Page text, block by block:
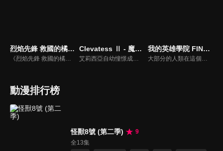
烈焰先鋒 救國的橘衣消防員
《烈焰先鋒 救國的橘衣消防員》是《火線先鋒大吾（め組の大吾）》之續作，本作由另一位新的「大吾」十朱大吾擔任主角。他與斧田駿、中村雪以及其他伙伴通過了「特別技術研修」，正式成為救助隊成員，將前往火災現場拯救傷患與受困的民眾。
Clevatess Ⅱ - 魔獸之王與虛假的勇者傳承
艾莉西亞自幼憧憬成為勇者，成為了由國王所選出的 13 名勇者之一。勇者們帶著傳說之劍，前往討伐魔獸王克雷巴特斯。然而他們的魯莽，卻意外引發了可能讓整個艾多西亞大陸的人族滅絕的最大危機。而世界僅存的希望，竟然是託付給魔獸王的一名嬰兒...... 第二季將接續第一季的發展，繼續講述魔獸王克雷巴特斯與這名人族嬰兒在充滿陰謀與危機的世界中，所展開的黑暗冒險與史詩篇章。
我的英雄學院 FINAL SEASON
大部分的人類在這個時代裡都擁有名為「個性」的力量，但有力量之人卻不一定都屬於正義的一方。只要邪惡出現的地方，必定會有英雄挺身而出拯救眾人。一名天生沒有力量的少年——綠谷出久從小夢想成為英雄，沒有力量的他能實現自己的夢想嗎？雖然困難重重，少年卻依舊不放棄，朝著自己的目標勇往前進。
動漫排行榜
怪獸8號 (第二季)
9
全13集